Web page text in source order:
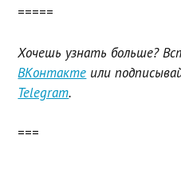
=====
Хочешь узнать больше?
ВКонтакте или
Telegram.
===